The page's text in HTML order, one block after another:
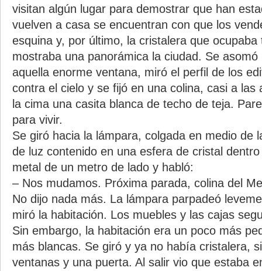
visitan algún lugar para demostrar que han
vuelven a casa se encuentran con que los
esquina y, por último, la cristalera que
mostraba una panorámica la ciudad. Se
aquella enorme ventana, miró el perfil de los
contra el cielo y se fijó en una colina, casi a las
la cima una casita blanca de techo de teja.
para vivir.
Se giró hacia la lámpara, colgada en medio de
de luz contenido en una esfera de cristal
metal de un metro de lado y habló:
– Nos mudamos. Próxima parada, colina del
No dijo nada más. La lámpara parpadeó
miró la habitación. Los muebles y las cajas
Sin embargo, la habitación era un poco más
más blancas. Se giró y ya no había cristalera,
ventanas y una puerta. Al salir vio que estaba